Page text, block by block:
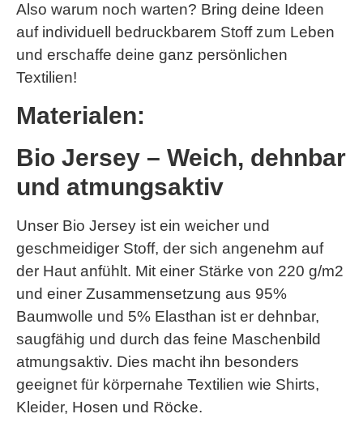
Also warum noch warten? Bring deine Ideen
auf individuell bedruckbarem Stoff zum Leben
und erschaffe deine ganz persönlichen
Textilien!
Materialen:
Bio Jersey – Weich, dehnbar
und atmungsaktiv
Unser Bio Jersey ist ein weicher und
geschmeidiger Stoff, der sich angenehm auf
der Haut anfühlt. Mit einer Stärke von 220 g/m2
und einer Zusammensetzung aus 95%
Baumwolle und 5% Elasthan ist er dehnbar,
saugfähig und durch das feine Maschenbild
atmungsaktiv. Dies macht ihn besonders
geeignet für körpernahe Textilien wie Shirts,
Kleider, Hosen und Röcke.